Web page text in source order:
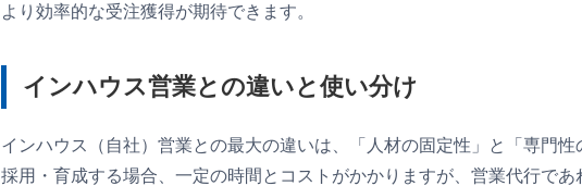
より効率的な受注獲得が期待できます。
インハウス営業との違いと使い分け
インハウス（自社）営業との最大の違いは、「人材の固定性」と「専門
採用・育成する場合、一定の時間とコストがかかりますが、営業代行で